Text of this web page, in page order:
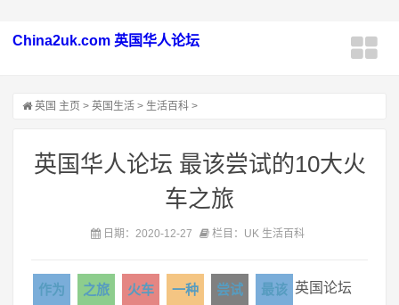
China2uk.com 英国华人论坛
英国 主页 > 英国生活 > 生活百科 >
英国华人论坛 最该尝试的10大火
车之旅
日期：2020-12-27 栏目：UK 生活百科
作为 之旅 火车 一种 尝试 最该 英国论坛